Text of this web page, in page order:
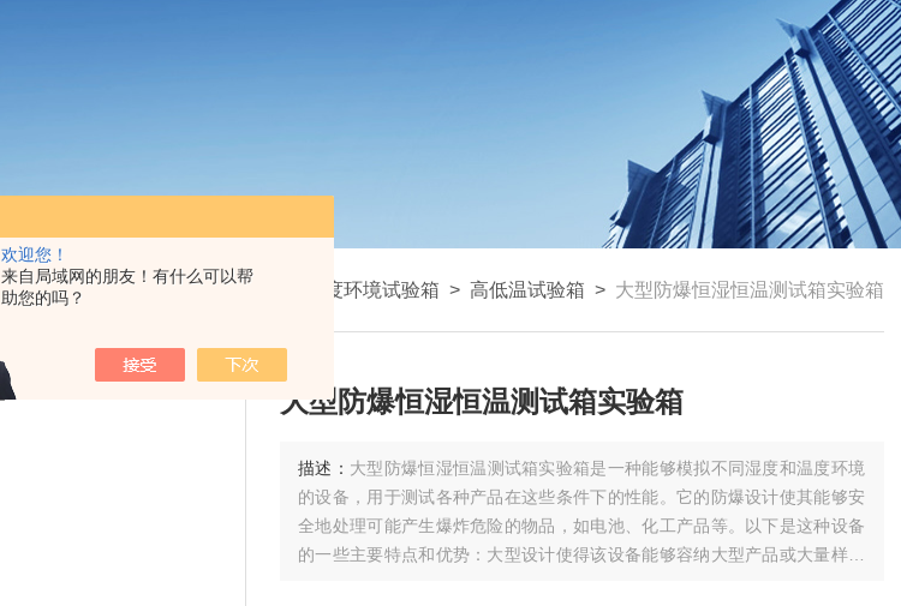
欢迎您！
来自局域网的朋友！有什么可以帮
助您的吗？
我的位置：首页 > 产品展示 温湿度环境试验箱 > 高低温试验箱 > 大型防爆恒湿恒温测试箱实验箱
大型防爆恒湿恒温测试箱实验箱
描述： 大型防爆恒湿恒温测试箱实验箱是一种能够模拟不同湿度和温度环境
的设备，用于测试各种产品在这些条件下的性能。它的防爆设计使其能够安
全地处理可能产生爆炸危险的物品，如电池、化工产品等。以下是这种设备
的一些主要特点和优势：大型设计使得该设备能够容纳大型产品或大量样品